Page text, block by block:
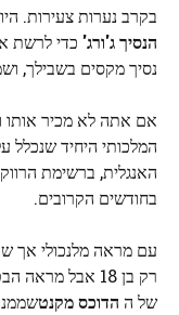
בקרב נערות צעירות.
הנסיך ג'ורג' כדי לרשת
נסיך מקסים בשבילך,
המלכותי היחיד שנכלל
האנגלית, ברשימת
בחודשים הקרובים.
עם מראה מלנכולי אך
רק בן 18 אבל מראה הבטחה גדולה. בן הדוד של
של ה הדוכס מקנט